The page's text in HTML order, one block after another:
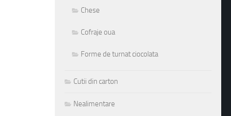
Chese
Cofraje oua
Forme de turnat ciocolata
Cutii din carton
Nealimentare